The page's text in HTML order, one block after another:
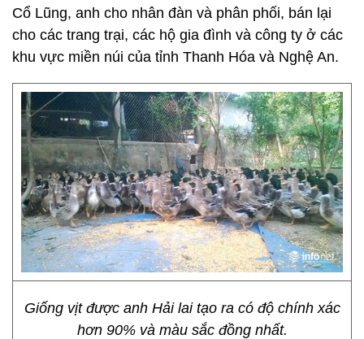
Cổ Lũng, anh cho nhân đàn và phân phối, bán lại
cho các trang trại, các hộ gia đình và công ty ở các
khu vực miền núi của tỉnh Thanh Hóa và Nghệ An.
Giống vịt được anh Hải lai tạo ra có độ chính xác
hơn 90% và màu sắc đồng nhất.